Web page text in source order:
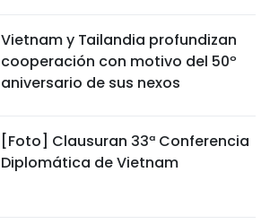
Vietnam y Tailandia profundizan
cooperación con motivo del 50º
aniversario de sus nexos
[Foto] Clausuran 33ª Conferencia
Diplomática de Vietnam